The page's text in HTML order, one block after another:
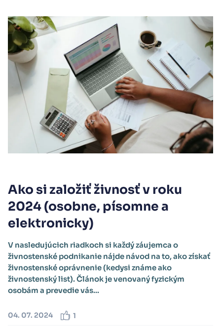
Ako si založiť živnosť v roku
2024 (osobne, písomne a
elektronicky)
V nasledujúcich riadkoch si každý záujemca o
živnostenské podnikanie nájde návod na to, ako získať
živnostenské oprávnenie (kedysi známe ako
živnostenský list). Článok je venovaný fyzickým
osobám a prevedie vás...
04. 07. 2024 1